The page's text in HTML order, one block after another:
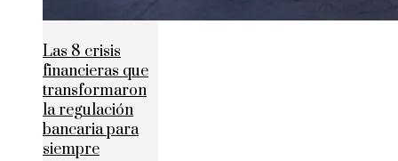
Las 8 crisis
financieras que
transformaron
la regulación
bancaria para
siempre